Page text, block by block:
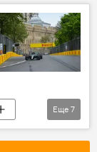
Еще 7